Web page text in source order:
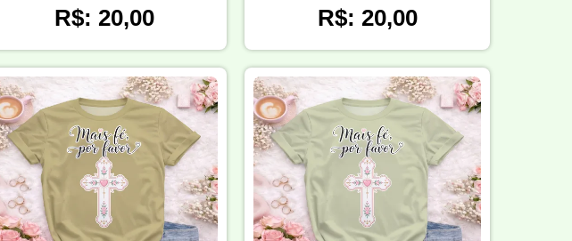
R$: 20,00 R$: 20,00